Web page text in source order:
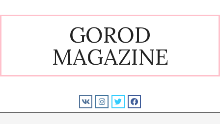
to
GOROD
MAGAZINE